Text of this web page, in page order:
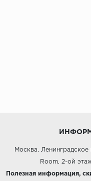
Москва,
Room, 2-ой
Полезная информация,